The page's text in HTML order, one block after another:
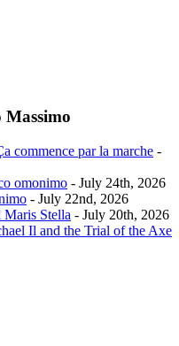
commence par la marche -
omonimo - July 24th, 2026
- July 22nd, 2026
Maris Stella - July 20th, 2026
Il and the Trial of the Axe